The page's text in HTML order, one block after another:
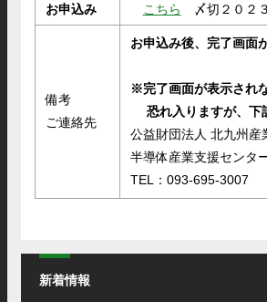
お申込み こちら 〆切２０２
備考
ご連絡先
お申込み後、完了画面
※完了画面が表示され
恐れ入りますが、下
公益財団法人 北九州産
半導体産業支援センタ
TEL：093-695-3007
新着情報